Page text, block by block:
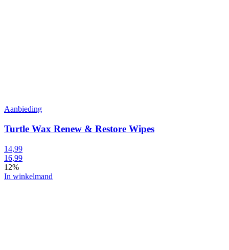
Aanbieding
Turtle Wax Renew & Restore Wipes
14,99
16,99
12%
In winkelmand